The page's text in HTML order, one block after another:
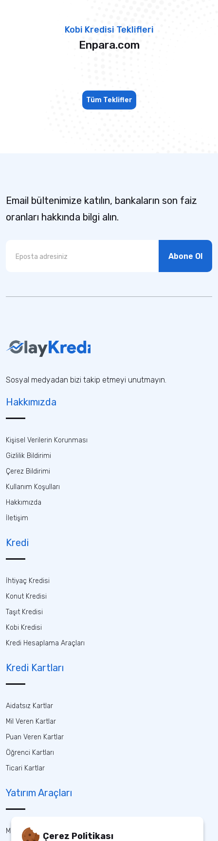
Kobi Kredisi Teklifleri
Enpara.com
Tüm Teklifler
Email bültenimize katılın, bankaların son faiz
oranları hakkında bilgi alın.
Abone Ol
Sosyal medyadan bizi takip etmeyi unutmayın.
Hakkımızda
Kişisel Verilerin Korunması
Gizlilik Bildirimi
Çerez Bildirimi
Kullanım Koşulları
Hakkımızda
İletişim
Kredi
İhtiyaç Kredisi
Konut Kredisi
Taşıt Kredisi
Kobi Kredisi
Kredi Hesaplama Araçları
Kredi Kartları
Aidatsız Kartlar
Mil Veren Kartlar
Puan Veren Kartlar
Öğrenci Kartları
Ticari Kartlar
Yatırım Araçları
Mevduat Çerez Politikası